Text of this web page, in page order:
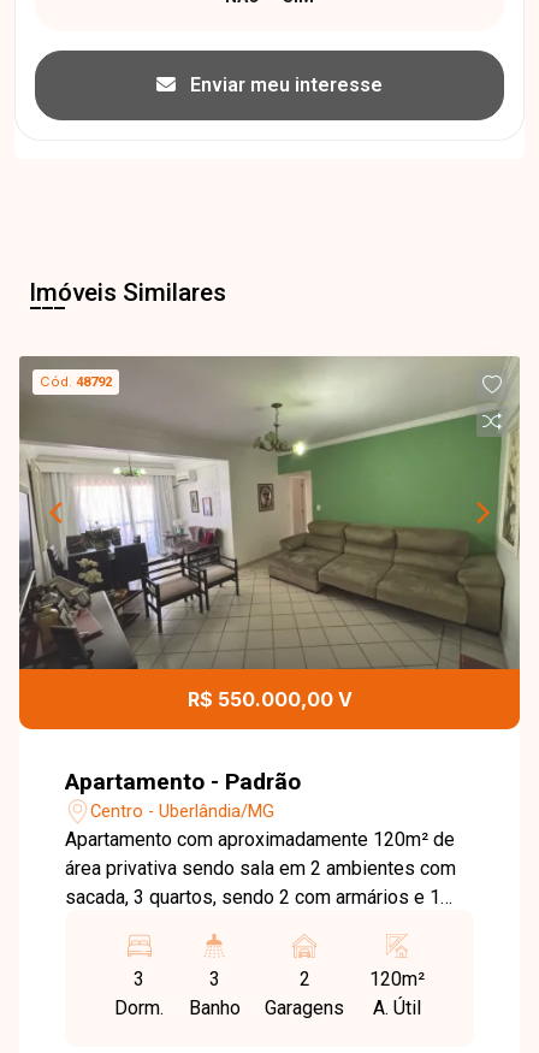
Enviar meu interesse
Imóveis Similares
Cód.48792
R$ 550.000,00 V
Apartamento - Padrão
Centro - Uberlândia/MG
Apartamento com aproximadamente 120m² de
área privativa sendo sala em 2 ambientes com
sacada, 3 quartos, sendo 2 com armários e 1
área de serviço com banheiro e 2 vagas de
garagem.
3
Dorm.
3
Banho
2
Garagens
120m²
A. Útil